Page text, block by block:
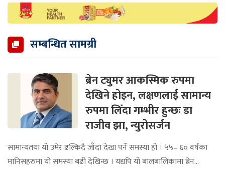
सम्बन्धित सामग्री
ब्रेन ट्युमर आकस्मिक रुपमा
देखिने होइन, लक्षणलाई सामान्य
रुपमा लिँदा गम्भीर हुन्छः डा
राजीव झा, न्युरोसर्जन
सामान्यतया यो उमेर ढल्किदै जाँदा देखा पर्ने समस्या हो । ५५– ६० वर्षका
मानिसहरुमा यो समस्या बढी देखिन्छ । यद्यपि यो बालबालिकामा ब्रेन...